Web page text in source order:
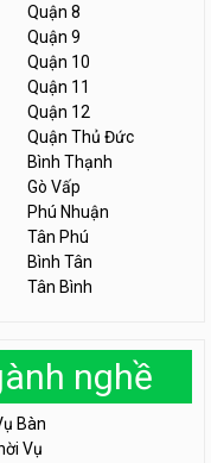
Quận 8
Quận 9
Quận 10
Quận 11
Quận 12
Quận Thủ Đức
Bình Thạnh
Gò Vấp
Phú Nhuận
Tân Phú
Bình Tân
Tân Bình
nghề
Bàn
Vụ